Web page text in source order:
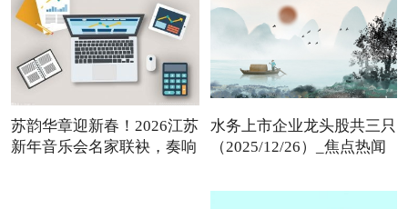
苏韵华章迎新春！2026江苏
新年音乐会名家联袂，奏响
水务上市企业龙头股共三只
（2025/12/26）_焦点热闻